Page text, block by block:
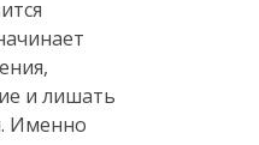
и лишать
Именно